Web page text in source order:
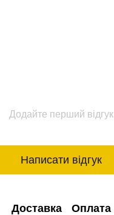
Додайте перший відгук
Написати відгук
Доставка Оплата